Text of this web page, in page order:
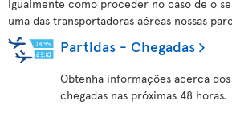
igualmente como proceder no caso de o
uma das transportadoras aéreas nossas
Partidas - Chegadas
Obtenha informações acerca
chegadas nas próximas 48 horas.